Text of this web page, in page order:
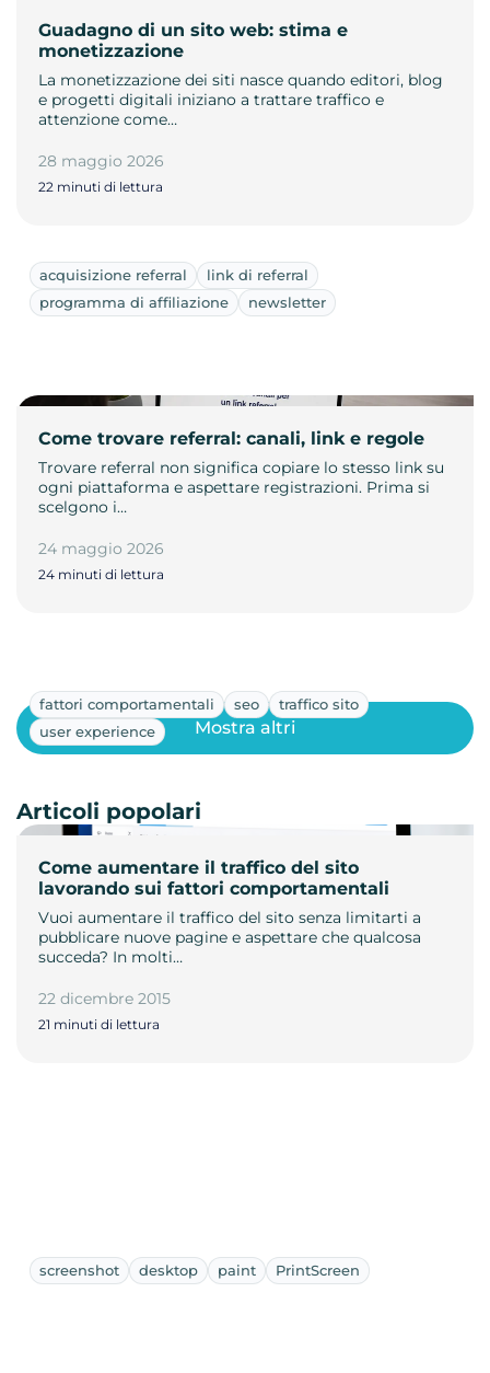
Guadagno di un sito web: stima e
monetizzazione
La monetizzazione dei siti nasce quando editori, blog
e progetti digitali iniziano a trattare traffico e
attenzione come…
28 maggio 2026
22 minuti di lettura
acquisizione referral
link di referral
programma di affiliazione
newsletter
Come trovare referral: canali, link e regole
Trovare referral non significa copiare lo stesso link su
ogni piattaforma e aspettare registrazioni. Prima si
scelgono i…
24 maggio 2026
24 minuti di lettura
fattori comportamentali seo
traffico sito
user experience
Come aumentare il traffico del sito
lavorando sui fattori comportamentali
Vuoi aumentare il traffico del sito senza limitarti a
pubblicare nuove pagine e aspettare che qualcosa
succeda? In molti…
22 dicembre 2015
21 minuti di lettura
Mostra altri
Articoli popolari
screenshot desktop paint PrintScreen